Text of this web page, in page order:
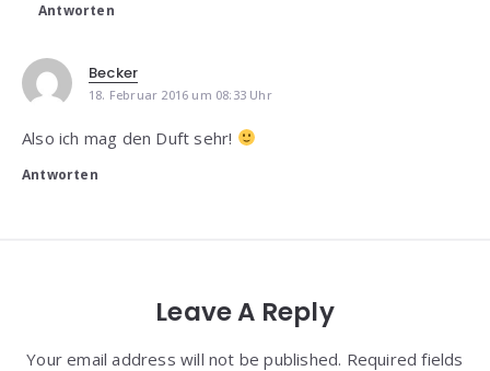
Antworten
Becker
18. Februar 2016 um 08:33 Uhr
Also ich mag den Duft sehr!
Antworten
Leave A Reply
Your email address will not be published. Required fields